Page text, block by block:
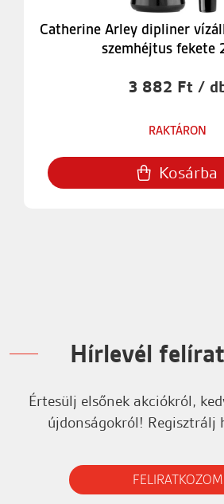
Catherine Arley dipliner
szemhéjtus fekete
3 882 Ft /
RAKTÁRON
Kosárba
Hírlevél
Értesülj elsőnek akciókról,
újdonságokról! Regisztrálj
FELIRATKOZOM